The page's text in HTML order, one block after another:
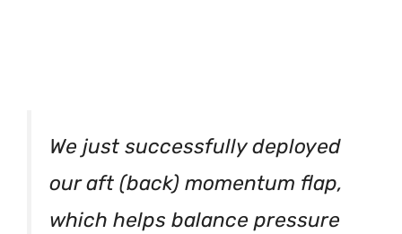
We just successfully deployed
our aft (back) momentum flap,
which helps balance pressure